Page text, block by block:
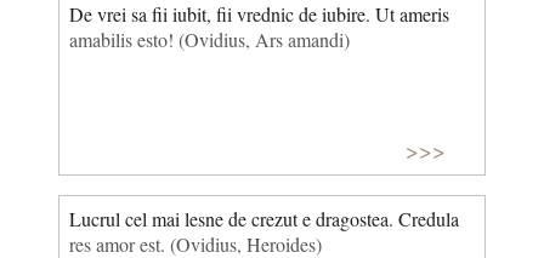
De vrei sa fii iubit, fii vrednic de iubire. Ut ameris
amabilis esto! (Ovidius, Ars amandi)
>>>
Lucrul cel mai lesne de crezut e dragostea. Credula
res amor est. (Ovidius, Heroides)